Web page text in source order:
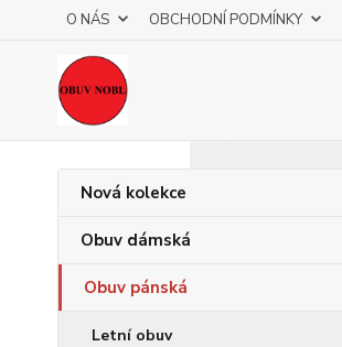
O NÁS OBCHODNÍ PODMÍNKY
Nová kolekce
Obuv dámská
Obuv pánská
Letní obuv